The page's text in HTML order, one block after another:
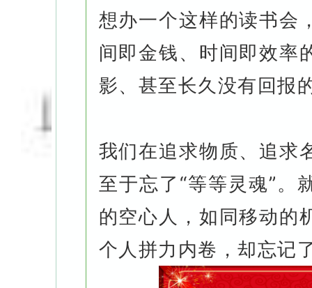
想办一个这样的读书会
间即金钱、时间即效率
影、甚至长久没有回报
我们在追求物质、追求
至于忘了“等等灵魂”。
的空心人，如同移动的
个人拼力内卷，却忘记